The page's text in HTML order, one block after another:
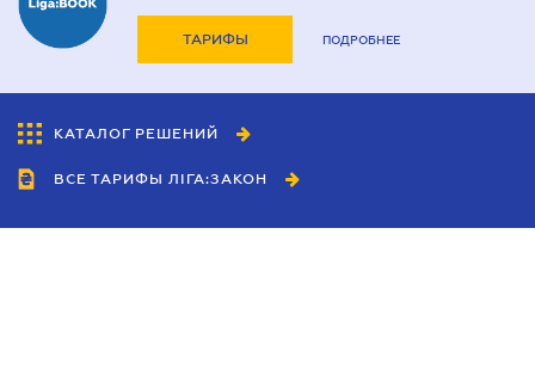
ТАРИФЫ ПОДРОБНЕЕ
КАТАЛОГ РЕШЕНИЙ
ВСЕ ТАРИФЫ ЛІГА:ЗАКОН